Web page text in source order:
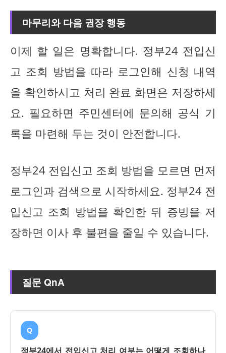
마무리와 다음 권장 행동
이제 할 일은 명확합니다. 정부24 전입신
고 조회 방법을 따라 로그인해 신청 내역
을 확인하시고 처리 완료 화면은 저장하세
요. 필요하면 주민센터에 문의해 공식 기
록을 마련해 두는 것이 안전합니다.
정부24 전입신고 조회 방법을 모르면 먼저
로그인과 검색으로 시작하세요. 정부24 전
입신고 조회 방법을 확인한 뒤 증빙을 저
장하면 이사 후 불편을 줄일 수 있습니다.
질문 QnA
Q
정부24에서 전입신고 처리 여부는 어떻게 조회하나